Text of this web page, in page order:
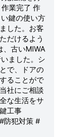
業完了 作
鍵の使い方
した。お客
だけるよう
、古いMIWA
ました。シ
で、ドアの
ることがで
社にご相談
な生活をサ
工事
防犯対策 #